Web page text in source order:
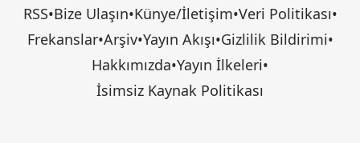
RSS•Bize Ulaşın•Künye/İletişim•Veri Politikası•
Frekanslar•Arşiv•Yayın Akışı•Gizlilik Bildirimi•
Hakkımızda•Yayın İlkeleri•
İsimsiz Kaynak Politikası